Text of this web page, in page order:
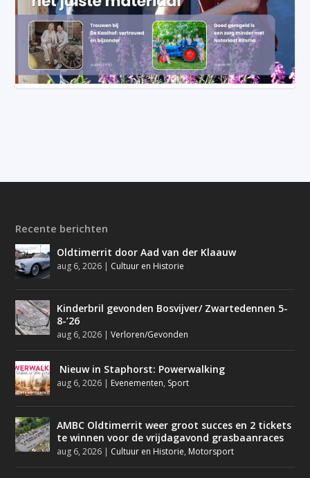
Recente berichten
Oldtimerrit door Aad van der Klaauw
aug 6, 2026 | Cultuur en Historie
Kinderbril gevonden Bosvijver/ Zwartedennen 5-
8-’26
aug 6, 2026 |Verloren/Gevonden
Nieuw in Staphorst: Powerwalking
aug 6, 2026 | Evenementen, Sport
AMBC Oldtimerrit weer groot succes en 2 tickets
te winnen voor de vrijdagavond grasbaanraces
aug 6, 2026 | Cultuur en Historie, Motorsport